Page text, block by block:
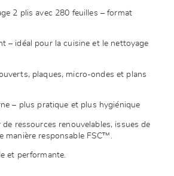
2 plis avec 280 feuilles – format
– idéal pour la cuisine et le nettoyage
plaques, micro-ondes et plans
– plus pratique et plus hygiénique
ressources renouvelables, issues de
manière responsable FSC™.
et performante.